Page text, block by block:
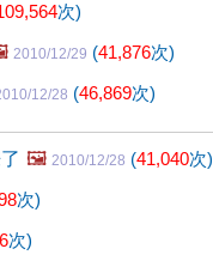
次)
2010/12/29 (41,876次)
12/28 (46,869次)
🖼️ 2010/12/28 (41,040次)
次)
次)